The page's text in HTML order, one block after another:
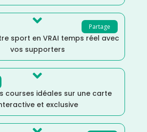
Partage

sport en VRAI temps réel avec
vos supporters

courses idéales sur une carte
et exclusive